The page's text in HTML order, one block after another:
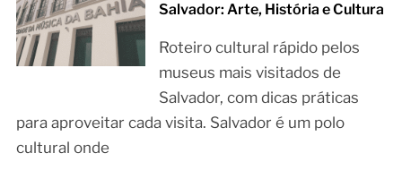
Salvador: Arte, História e Cultura
Roteiro cultural rápido pelos
museus mais visitados de
Salvador, com dicas práticas
para aproveitar cada visita. Salvador é um polo
cultural onde